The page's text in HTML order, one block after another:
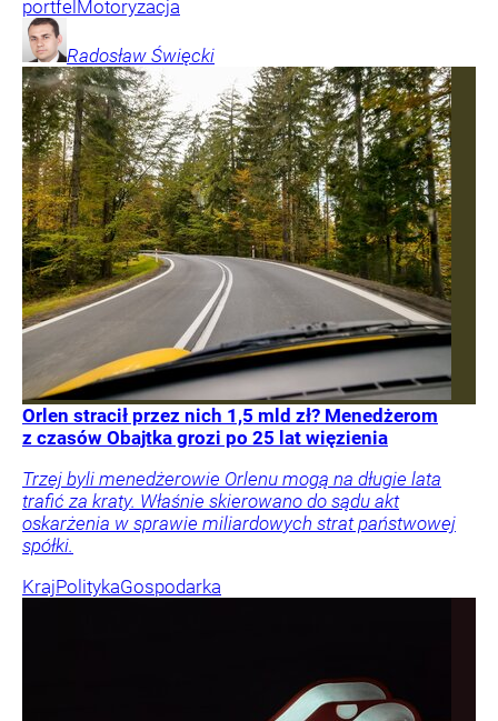
portfel Motoryzacja
Radosław Święcki
Orlen stracił przez nich 1,5 mld zł? Menedżerom
z czasów Obajtka grozi po 25 lat więzienia
Trzej byli menedżerowie Orlenu mogą na długie lata
trafić za kraty. Właśnie skierowano do sądu akt
oskarżenia w sprawie miliardowych strat państwowej
spółki.
KrajPolitykaGospodarka